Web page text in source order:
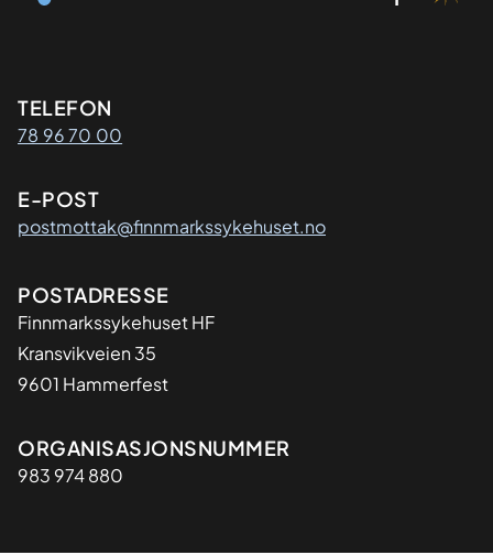
Kontaktinformasjon
TELEFON
78 96 70 00
E-POST
postmottak@finnmarkssykehuset.no
Adresse
POSTADRESSE
Finnmarkssykehuset HF
Kransvikveien 35
9601 Hammerfest
Organisasjon
ORGANISASJONSNUMMER
983 974 880